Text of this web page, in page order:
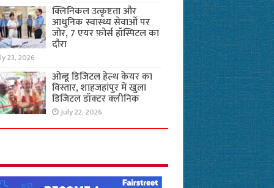
क्लिनिकल उत्कृष्टता और
आधुनिक स्वास्थ्य सेवाओं पर
जोर, 7 एयर फ़ोर्स हॉस्पिटल का
दौरा
23, 2026
ओब्डू डिजिटल हेल्थ केयर का
विस्तार, शाहजहांपुर में खुला
डिजिटल डॉक्टर क्लीनिक
July 22, 2026